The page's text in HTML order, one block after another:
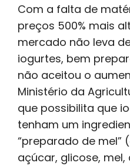
Com a falta de
preços 500% mais
mercado não leva
iogurtes, bem
não aceitou o
Ministério da
que possibilita que
tenham um
“preparado de mel”
açúcar, glicose, mel,